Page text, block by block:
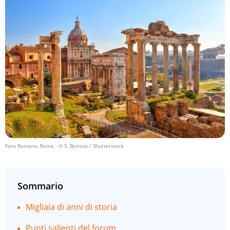
Foro Romano, Roma - © S. Borisov / Shutterstock
Sommario
Migliaia di anni di storia